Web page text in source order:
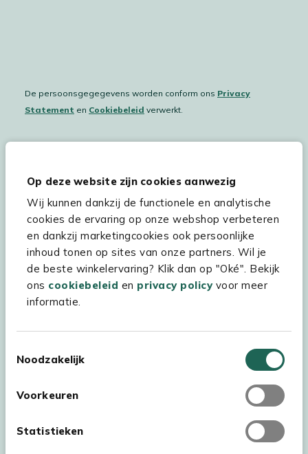
Op deze website zijn cookies aanwezig
Wij kunnen dankzij de functionele en analytische
cookies de ervaring op onze webshop verbeteren
en dankzij marketingcookies ook persoonlijke
inhoud tonen op sites van onze partners. Wil je
de beste winkelervaring? Klik dan op "Oké". Bekijk
ons cookiebeleid en privacy policyvoor meer
informatie.
Noodzakelijk
Voorkeuren
Statistieken
De persoonsgegegevens worden conform ons Privacy
Statement en Cookiebeleid verwerkt.
Hulp & service
Assortiment
Kees Smit Tuinmeubelen
Experience Stores XXL